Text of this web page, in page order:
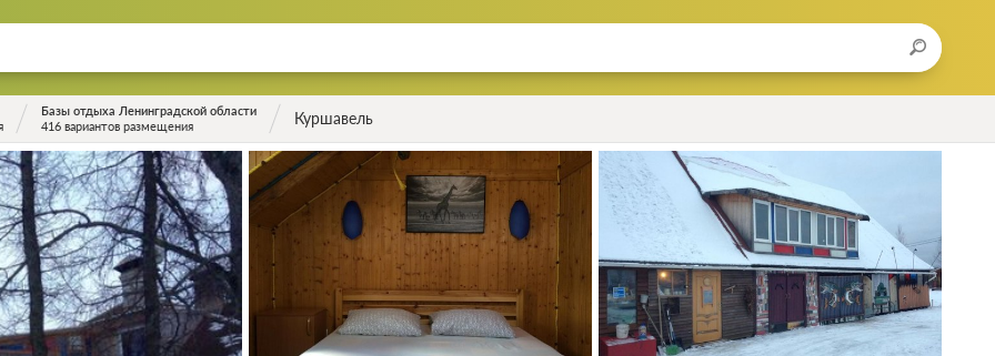
Базы отдыха Ленинградской области
416 вариантов размещения
Куршавель